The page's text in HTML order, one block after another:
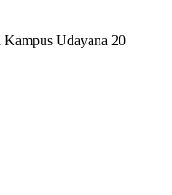
Udayana 20